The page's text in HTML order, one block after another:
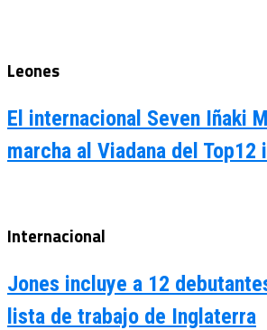
Leones
El internacional Seven Iñaki
marcha al Viadana del Top12
Internacional
Jones incluye a 12
lista de trabajo de Inglaterra